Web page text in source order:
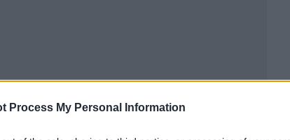
Process My Personal Information